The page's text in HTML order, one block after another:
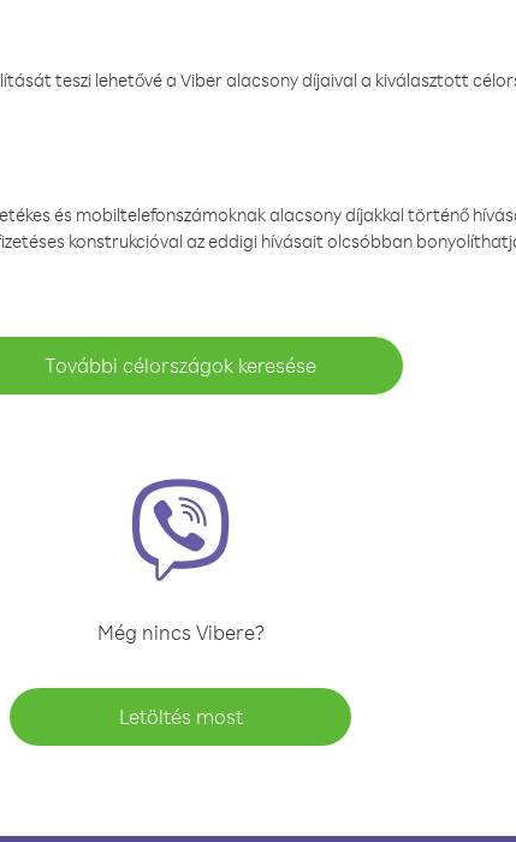
teszi lehetővé a Viber alacsony díjaival a kiválasztott
és mobiltelefonszámoknak alacsony díjakkal történő
konstrukcióval az eddigi hívásait olcsóbban
További célországok keresése
Még nincs Vibere?
Letöltés most